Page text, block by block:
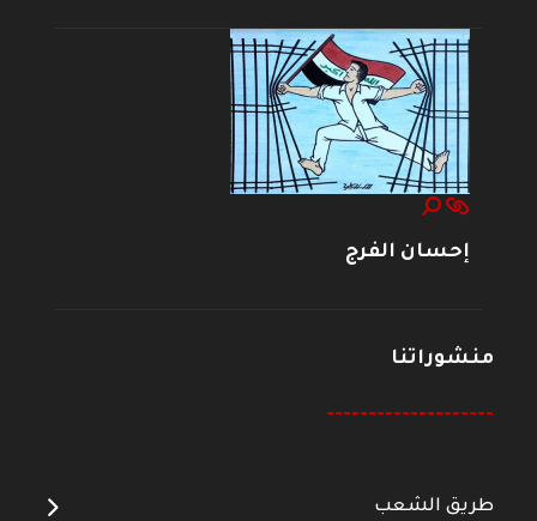
إحسان الفرج
منشوراتنا
--------------------
طريق الشعب